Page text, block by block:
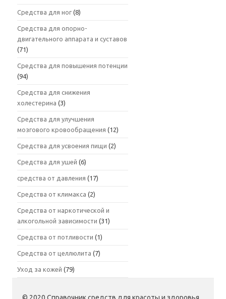
Средства для ног (8)
Средства для опорно-
двигательного аппарата и суставов
(71)
Средства для повышения потенции
(94)
Средства для снижения
холестерина (3)
Средства для улучшения
мозгового кровообращения (12)
Средства для усвоения пищи (2)
Средства для ушей (6)
средства от давления (17)
Средства от климакса (2)
Средства от наркотической и
алкогольной зависимости (31)
Средства от потливости (1)
Средства от целлюлита (7)
Уход за кожей (79)